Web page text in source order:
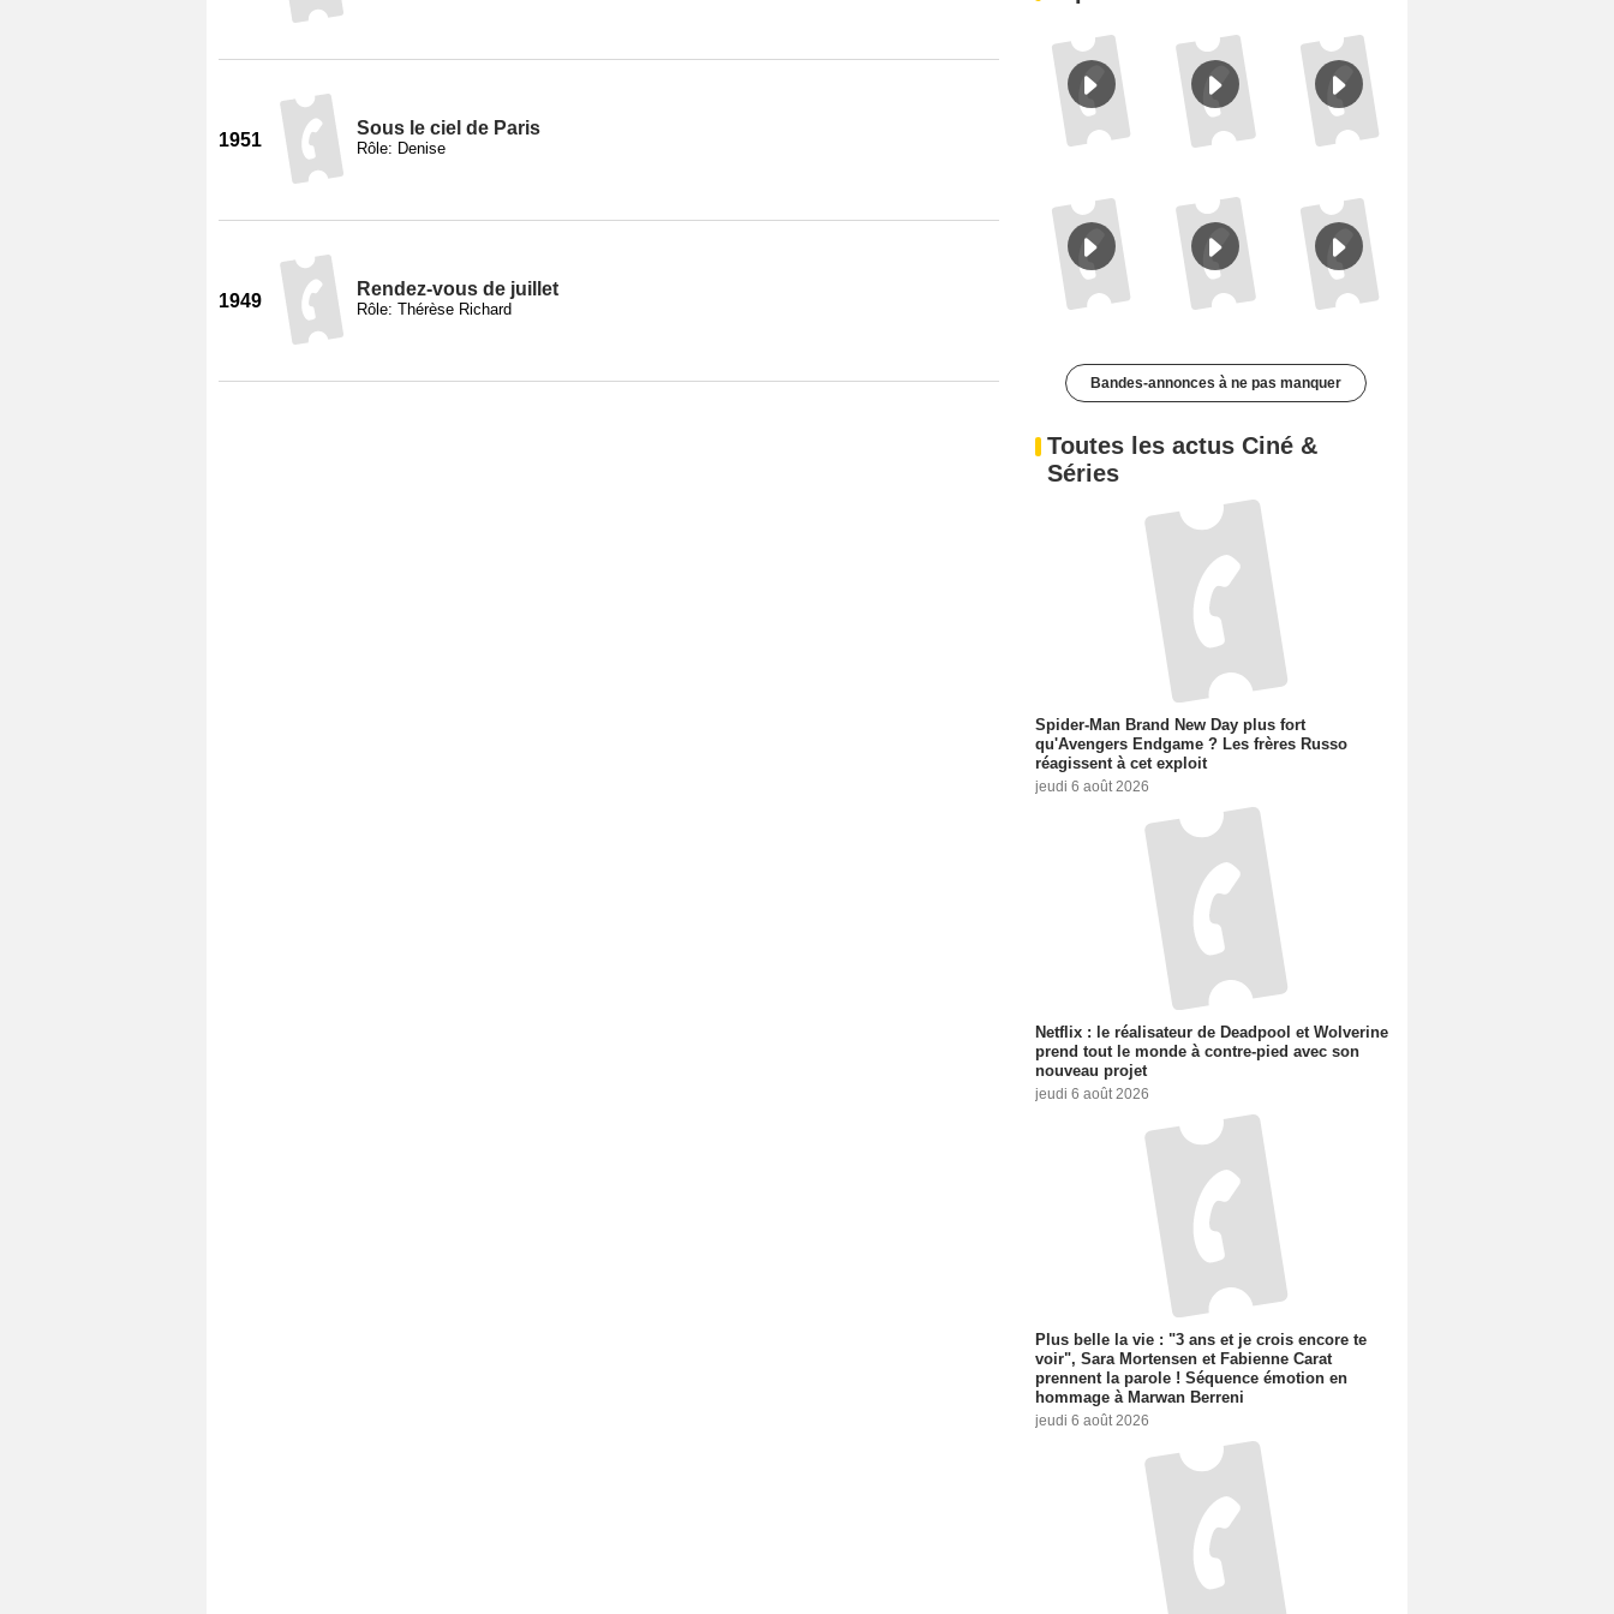
1951
Sous le ciel de Paris
Rôle: Denise
1949
Rendez-vous de juillet
Rôle: Thérèse Richard
Bandes-annonces à ne pas manquer
Toutes les actus Ciné &
Séries
Spider-Man Brand New Day plus fort
qu'Avengers Endgame ? Les frères Russo
réagissent à cet exploit
jeudi 6 août 2026
Netflix : le réalisateur de Deadpool et Wolverine
prend tout le monde à contre-pied avec son
nouveau projet
jeudi 6 août 2026
Plus belle la vie : "3 ans et je crois encore te
voir", Sara Mortensen et Fabienne Carat
prennent la parole ! Séquence émotion en
hommage à Marwan Berreni
jeudi 6 août 2026